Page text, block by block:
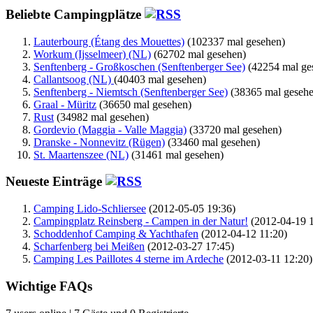
Beliebte Campingplätze
Lauterbourg (Étang des Mouettes) (102337 mal gesehen)
Workum (Ijsselmeer) (NL) (62702 mal gesehen)
Senftenberg - Großkoschen (Senftenberger See) (42254 mal
Callantsoog (NL) (40403 mal gesehen)
Senftenberg - Niemtsch (Senftenberger See) (38365 mal
Graal - Müritz (36650 mal gesehen)
Rust (34982 mal gesehen)
Gordevio (Maggia - Valle Maggia) (33720 mal gesehen)
Dranske - Nonnevitz (Rügen) (33460 mal gesehen)
St. Maartenszee (NL) (31461 mal gesehen)
Neueste Einträge
Camping Lido-Schliersee (2012-05-05 19:36)
Campingplatz Reinsberg - Campen in der Natur! (2012-04-19
Schoddenhof Camping & Yachthafen (2012-04-12 11:20)
Scharfenberg bei Meißen (2012-03-27 17:45)
Camping Les Paillotes 4 sterne im Ardeche (2012-03-11 12:20)
Wichtige FAQs